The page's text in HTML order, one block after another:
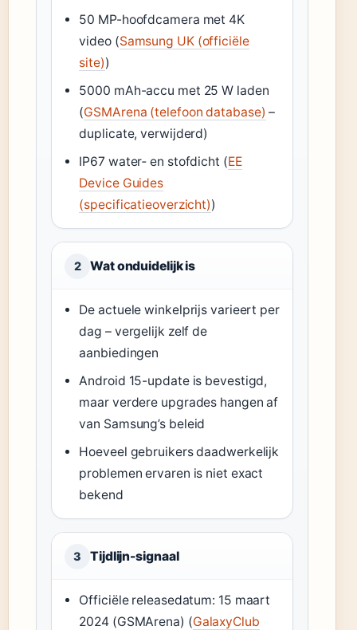
50 MP-hoofdcamera met 4K
video (Samsung UK (officiële
site))
5000 mAh-accu met 25 W laden
(GSMArena (telefoon database) –
duplicate, verwijderd)
IP67 water‑ en stofdicht (EE
Device Guides
(specificatieoverzicht))
2 Wat onduidelijk is
De actuele winkelprijs varieert per
dag – vergelijk zelf de
aanbiedingen
Android 15-update is bevestigd,
maar verdere upgrades hangen af
van Samsung’s beleid
Hoeveel gebruikers daadwerkelijk
problemen ervaren is niet exact
bekend
3 Tijdlijn-signaal
Officiële releasedatum: 15 maart
2024 (GSMArena) (GalaxyClub